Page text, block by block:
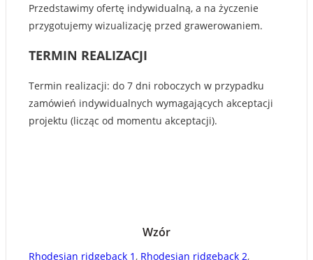
Przedstawimy ofertę indywidualną, a na życzenie
przygotujemy wizualizację przed grawerowaniem.
TERMIN REALIZACJI
Termin realizacji: do 7 dni roboczych w przypadku
zamówień indywidualnych wymagających akceptacji
projektu (licząc od momentu akceptacji).
Wzór
Rhodesian ridgeback 1, Rhodesian ridgeback 2,